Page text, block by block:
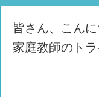
皆さん、こんに
家庭教師のトラ